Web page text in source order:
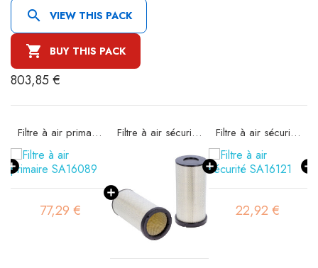
 VIEW THIS PACK
 BUY THIS PACK
803,85 €
Filtre à air primaire SA16089
77,29 €
Filtre à air sécurité SA16095 Filtre à air sécurité SA16121
22,92 €